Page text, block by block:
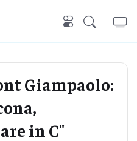
Giampaolo:
in C"